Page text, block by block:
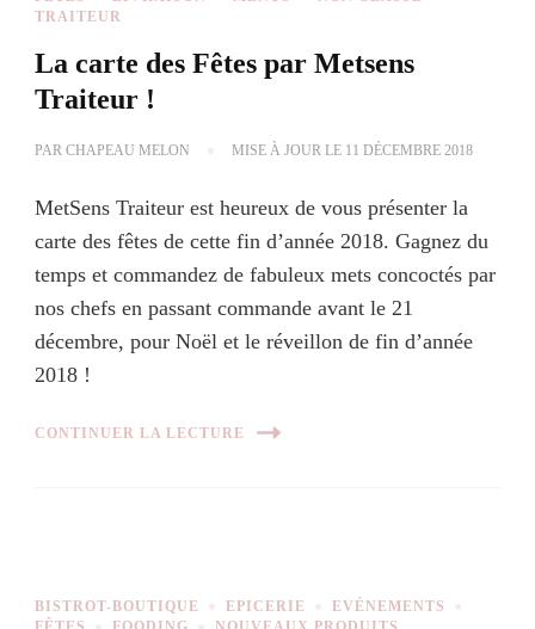
TRAITEUR
La carte des Fêtes par Metsens
Traiteur !
PAR CHAPEAU MELON MISE À JOUR LE 11 DÉCEMBRE 2018
MetSens Traiteur est heureux de vous présenter la
carte des fêtes de cette fin d’année 2018. Gagnez du
temps et commandez de fabuleux mets concoctés par
nos chefs en passant commande avant le 21
décembre, pour Noël et le réveillon de fin d’année
2018 !
CONTINUER LA LECTURE
BISTROT-BOUTIQUE EPICERIE
EVÉNEMENTS